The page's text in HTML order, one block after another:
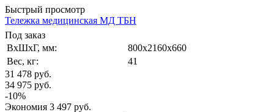
Быстрый просмотр
Тележка медицинская МД ТБН
Под заказ
ВxШxГ, мм:
800x2160x660
Вес, кг:
41
31 478 руб.
34 975 руб.
-10%
Экономия 3 497 руб.